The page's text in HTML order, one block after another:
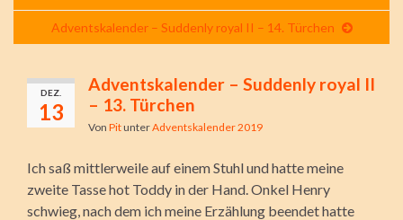
Adventskalender – Suddenly royal II – 14. Türchen
DEZ.
13
Adventskalender – Suddenly royal II
– 13. Türchen
Von PitunterAdventskalender 2019
Ich saß mittlerweile auf einem Stuhl und hatte meine
zweite Tasse hot Toddy in der Hand. Onkel Henry
schwieg, nach dem ich meine Erzählung beendet hatte